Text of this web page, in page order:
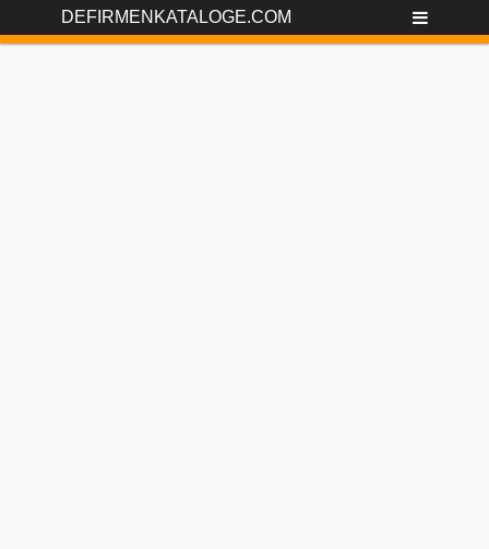
DEFIRMENKATALOGE.COM